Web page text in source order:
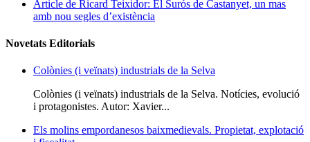
Article de Ricard Teixidor: El Surós de Castanyet, un mas
amb nou segles d’existència
Novetats Editorials
Colònies (i veïnats) industrials de la Selva
Colònies (i veïnats) industrials de la Selva. Notícies, evolució
i protagonistes. Autor: Xavier...
Els molins empordanesos baixmedievals. Propietat, explotació